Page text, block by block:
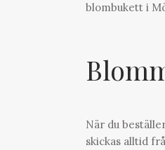
blombukett i
När du
skickas alltid